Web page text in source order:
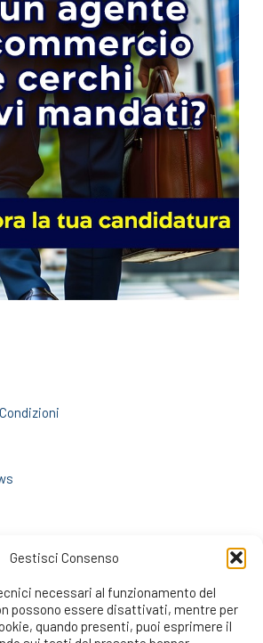
Gestisci Consenso
necessari al funzionamento del
possono essere disattivati, mentre per
quando presenti, puoi esprimere il